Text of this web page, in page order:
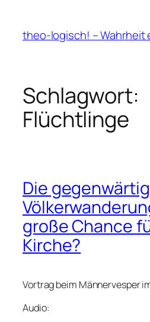
springen
theo-logisch! – Wahrheit
Schlagwort:
Flüchtlinge
Die
große Chance
Kirche?
Vortrag beim Männervesper
Audio: